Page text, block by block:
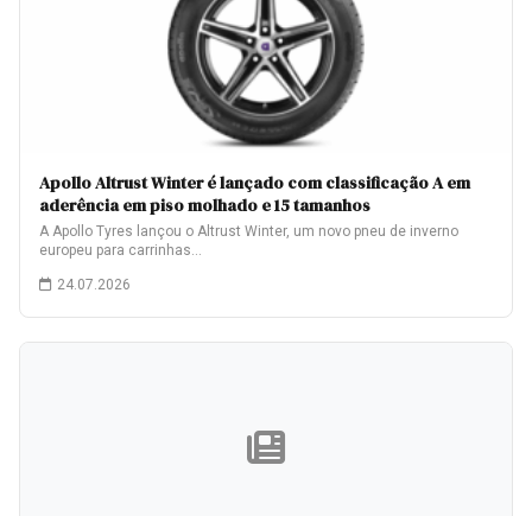
Apollo Altrust Winter é lançado com classificação A em
aderência em piso molhado e 15 tamanhos
A Apollo Tyres lançou o Altrust Winter, um novo pneu de inverno
europeu para carrinhas…
24.07.2026